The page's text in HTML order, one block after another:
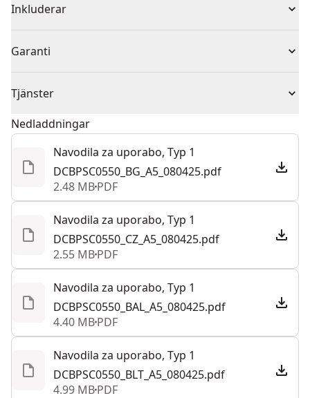
temperaturhantering
Dubbla LED:er för indikering av 80% och 100%
laddning
Skyddande rullbur för mångsidig bärriktning för
maximal portabilitet
Integrerad kabelhantering
Kompatibel med ToughSystem 2.0
Bas kan väggmonteras
Produkttyp Laddare
Spänning 230V
Batteridriven eller
Strömkälla
Totalt antal
batterier
0
Visa mer
Inkluderar
Garanti
du är registrerad
Tjänster
Vårt DEWALT® kundtjänstteam finns tillgängligt för att
via chatt, formulär eller telefon.
Kundsupport
Nedladdningar
Navodila za uporabo, Typ 1
DCBPSC0550_BG_A5_080425.pdf
2.48 MBPDF
Navodila za uporabo, Typ 1
DCBPSC0550_CZ_A5_080425.pdf
2.55 MBPDF
Navodila za uporabo, Typ 1
DCBPSC0550_BAL_A5_080425.pdf
4.40 MBPDF
Navodila za uporabo, Typ 1
DCBPSC0550_BLT_A5_080425.pdf
4.99 MBPDF